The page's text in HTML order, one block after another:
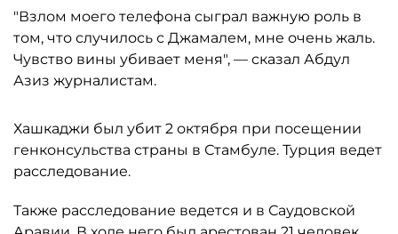
"Взлом моего телефона сыграл важную роль в
том, что случилось с Джамалем, мне очень жаль.
Чувство вины убивает меня", — сказал Абдул
Азиз журналистам.
Хашкаджи был убит 2 октября при посещении
генконсульства страны в Стамбуле. Турция ведет
расследование.
Также расследование ведется и в Саудовской